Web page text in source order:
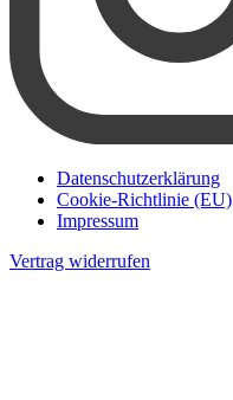
Datenschutzerklärung
Cookie-Richtlinie (EU)
Impressum
Vertrag widerrufen